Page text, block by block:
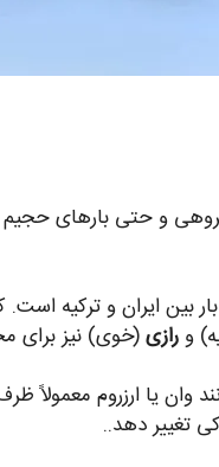
و حتی بارهای حجیم
بین ایران و ترکیه
ورازی(خوی) نیز برای
تغییر دهد..